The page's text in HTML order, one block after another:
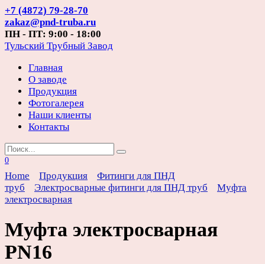
Перейти
к
содержанию
+7 (4872) 79-28-70
zakaz@pnd-truba.ru
ПН - ПТ: 9:00 - 18:00
Тульский Трубный Завод
Главная
О заводе
Продукция
Фотогалерея
Наши клиенты
Контакты
Search
for:
0
Home Продукция
Фитинги для ПНД
труб
Электросварные фитинги для ПНД труб
Муфта
электросварная
Муфта электросварная
PN16